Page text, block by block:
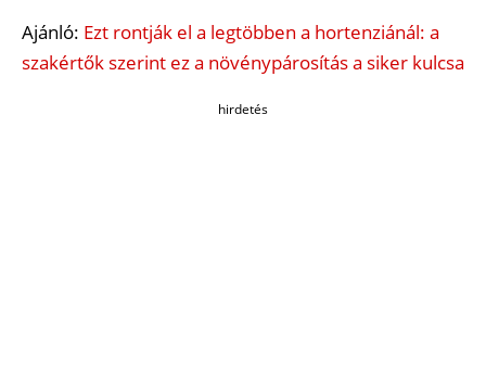
Ajánló: Ezt rontják el a legtöbben a hortenziánál: a
szakértők szerint ez a növénypárosítás a siker kulcsa
hirdetés